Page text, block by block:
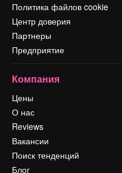
Политика файлов cookie
Центр доверия
Партнеры
Предприятие
Компания
Цены
О нас
Reviews
Вакансии
Поиск тенденций
Блог